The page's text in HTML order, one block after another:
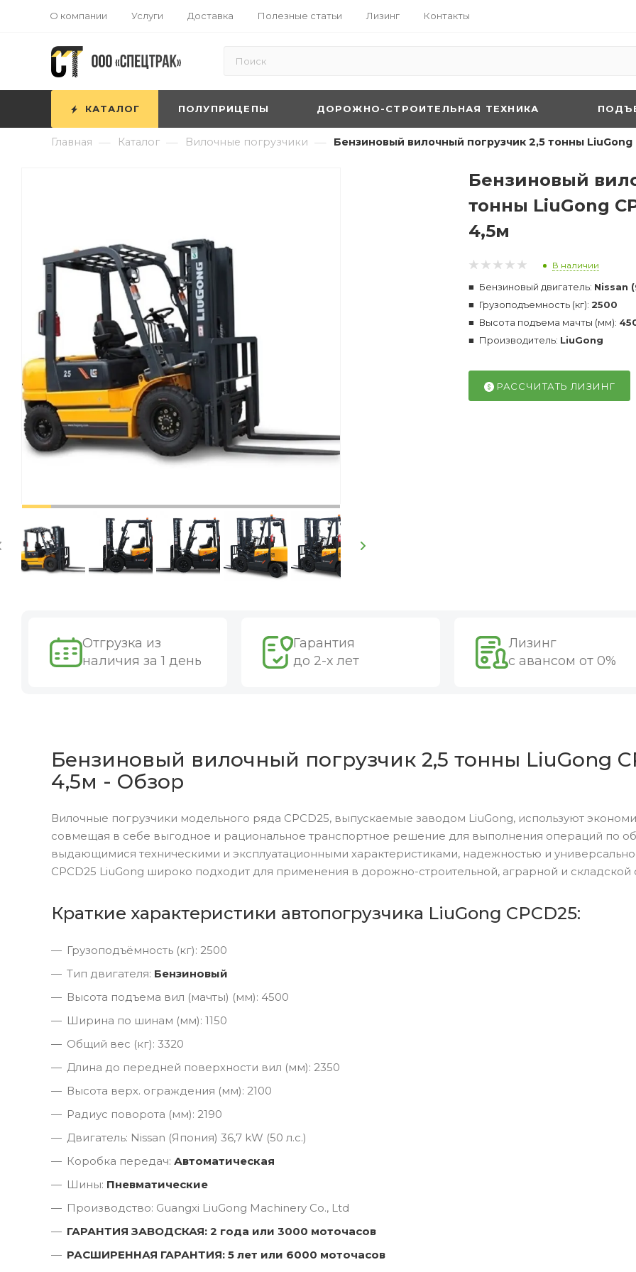
О компании Услуги Доставка Полезные статьи Лизинг Контакты
КАТАЛОГ ПОЛУПРИЦЕПЫ ДОРОЖНО-СТРОИТЕЛЬНАЯ ТЕХНИКА
Главная — Каталог — Вилочные погрузчики — Бензиновый вилочный погрузчик 2,5 тонны
Бензиновый
тонны LiuGong
4,5м
В наличии
Бензиновый двигатель: Nissan
Грузоподъемность (кг): 2500
Высота подъема мачты (мм):
Производитель: LiuGong
РАССЧИТАТЬ ЛИЗИНГ
Отгрузка из
наличия за 1 день
Гарантия
до 2-х лет
Лизинг
с авансом от 0%
Бензиновый вилочный погрузчик 2,5 тонны LiuGong
4,5м - Обзор
Вилочные погрузчики модельного ряда CPCD25, выпускаемые заводом LiuGong, используют
совмещая в себе выгодное и рациональное транспортное решение для выполнения операций по
выдающимися техническими и эксплуатационными характеристиками, надежностью и
CPCD25 LiuGong широко подходит для применения в дорожно-строительной, аграрной и складской
Краткие характеристики автопогрузчика LiuGong CPCD25:
Грузоподъёмность (кг): 2500
Тип двигателя: Бензиновый
Высота подъема вил (мачты) (мм): 4500
Ширина по шинам (мм): 1150
Общий вес (кг): 3320
Длина до передней поверхности вил (мм): 2350
Высота верх. ограждения (мм): 2100
Радиус поворота (мм): 2190
Двигатель: Nissan (Япония) 36,7 kW (50 л.с.)
Коробка передач: Автоматическая
Шины: Пневматические
Производство: Guangxi LiuGong Machinery Co., Ltd
ГАРАНТИЯ ЗАВОДСКАЯ: 2 года или 3000 моточасов
РАСШИРЕННАЯ ГАРАНТИЯ: 5 лет или 6000 моточасов